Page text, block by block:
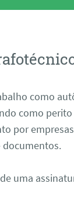
como
como
por
documentos.
uma